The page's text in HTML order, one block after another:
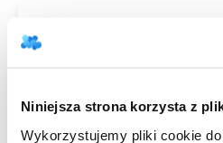
Niniejsza strona korzysta z
Wykorzystujemy pliki cookie
Służbowy adres email